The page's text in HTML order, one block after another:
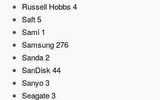
Russell Hobbs 4
Saft5
Sami 1
Samsung276
Sanda2
SanDisk44
Sanyo3
Seagate3